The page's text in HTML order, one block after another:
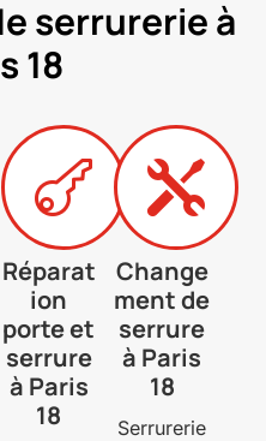
serrurerie à
18

Réparat
ion
porte et
serrure
à Paris
18

Change
ment de
serrure
à Paris
18
Serrurerie